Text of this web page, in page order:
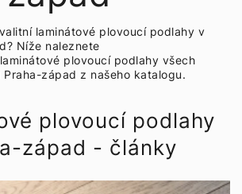
laminátové plovoucí podlahy v
Níže naleznete
laminátové plovoucí podlahy všech
západ z našeho katalogu.
plovoucí podlahy
západ - články